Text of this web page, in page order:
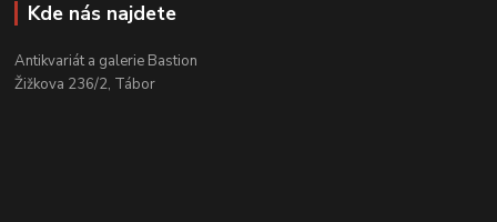
Kde nás najdete
Antikvariát a galerie Bastion
Žižkova 236/2, Tábor